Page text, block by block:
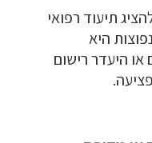
תיעוד רפואי
היא
היעדר רישום